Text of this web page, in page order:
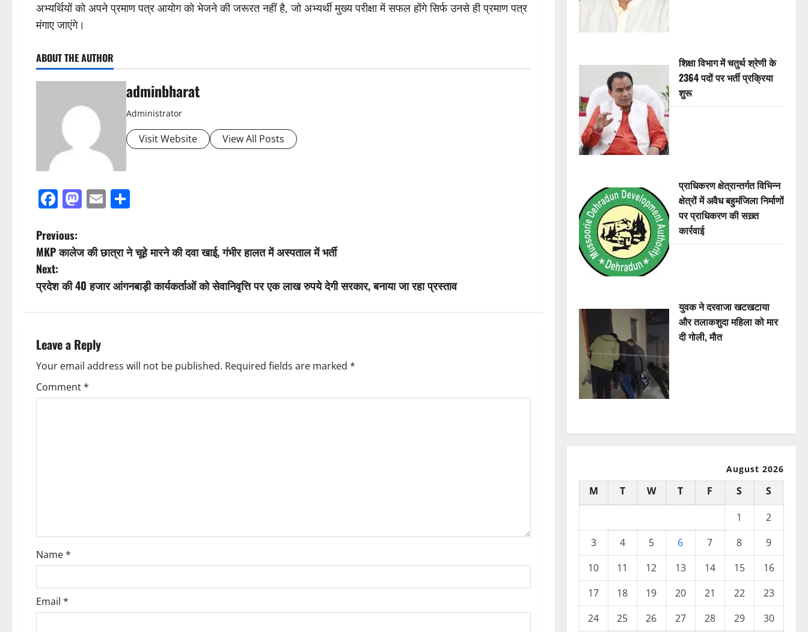
अभ्यर्थियों को अपने प्रमाण पत्र आयोग को भेजने की जरूरत नहीं है, जो अभ्यर्थी मुख्य परीक्षा में सफल होंगे सिर्फ उनसे ही प्रमाण पत्र
मंगाए जाएंगे।
ABOUT THE AUTHOR
adminbharat
Administrator
Visit Website View All Posts
Facebook
Mastodon
Email
P
o
s
n
a
v
o
n
Previous:
MKP कालेज की छात्रा ने चूहे मारने की दवा खाई, गंभीर हालत में अस्पताल में भर्ती
Next:
प्रदेश की 40 हजार आंगनबाड़ी कार्यकर्ताओं को सेवानिवृत्ति पर एक लाख रुपये देगी सरकार, बनाया जा रहा प्रस्ताव
Leave a Reply
Your email address will not be published. Required fields are marked *
Comment*
Name*
Email *
शिक्षा विभाग में चतुर्थ श्रेणी के
2364 पदों पर भर्ती प्रक्रिया
शुरू
प्राधिकरण क्षेत्रान्तर्गत विभिन्न
क्षेत्रों में अवैध बहुमंजिला निर्माणों
पर प्राधिकरण की सख़्त
कार्रवाई
युवक ने दरवाजा खटखटाया
और तलाकशुदा महिला को मार
दी गोली, माैत
August 2026
M T W T F S
S
1
2
3
4 5 6 7 8
9
10
11 12 13 14 15
16
17
18 19 20 21 22
23
24
25 26 27 28 29
30